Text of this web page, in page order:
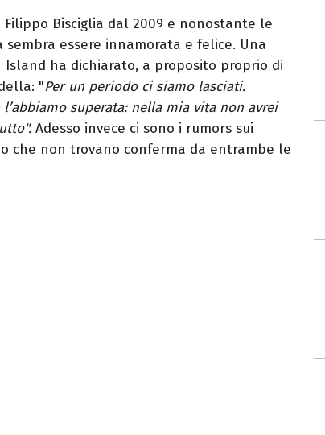
Filippo Bisciglia dal 2009 e nonostante le
sembra essere innamorata e felice. Una
ha dichiarato, a proposito proprio di
"Per un periodo ci siamo lasciati.
superata: nella mia vita non avrei
Adesso invece ci sono i rumors sui
che non trovano conferma da entrambe le